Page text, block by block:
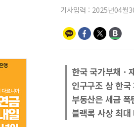
기사입력 : 2025년04월
한국 국가부채ㆍ
인구구조 상 한
부동산은 세금
블랙록 사상 최